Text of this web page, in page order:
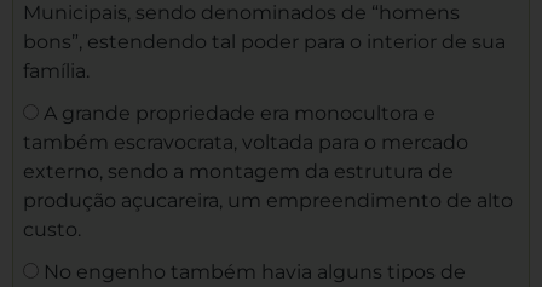
Municipais, sendo denominados de “homens
bons”, estendendo tal poder para o interior de sua
família.
A grande propriedade era monocultora e
também escravocrata, voltada para o mercado
externo, sendo a montagem da estrutura de
produção açucareira, um empreendimento de alto
custo.
No engenho também havia alguns tipos de